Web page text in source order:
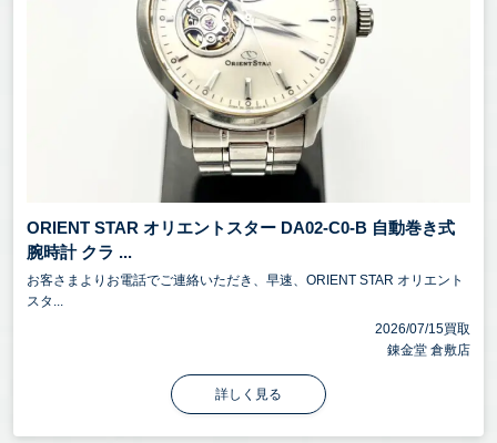
ORIENT STAR オリエントスター DA02-C0-B 自動巻き式
腕時計 クラ ...
お客さまよりお電話でご連絡いただき、早速、ORIENT STAR オリエント
スタ...
2026/07/15買取
錬金堂 倉敷店
詳しく見る